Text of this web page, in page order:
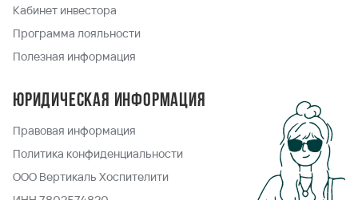
Кабинет инвестора
Программа лояльности
Полезная информация
Юридическая информация
Правовая информация
Политика конфиденциальности
ООО Вертикаль Хоспителити